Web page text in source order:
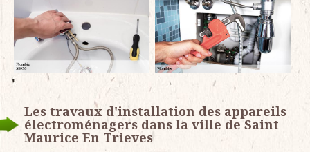
Les travaux d'installation des appareils
électroménagers dans la ville de Saint
Maurice En Trieves